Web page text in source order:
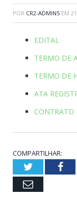
POR CR2-ADMIN5 EM
EDITAL
TERMO DE
TERMO DE
ATA
CONTRATO
COMPARTILHAR:
Twitter
Email